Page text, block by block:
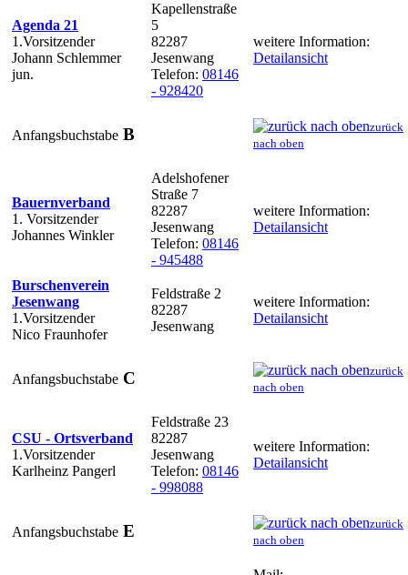
Agenda 21
1.Vorsitzender
Johann Schlemmer
jun.
Kapellenstraße
5
82287
Jesenwang
Telefon: 08146
- 928420
weitere Information:
Detailansicht
Anfangsbuchstabe B
zurück
nach oben
Bauernverband
1. Vorsitzender
Johannes Winkler
Adelshofener
Straße 7
82287
Jesenwang
Telefon: 08146
- 945488
weitere Information:
Detailansicht
Burschenverein
Jesenwang
1.Vorsitzender
Nico Fraunhofer
Feldstraße 2
82287
Jesenwang
weitere Information:
Detailansicht
Anfangsbuchstabe C
zurück
nach oben
CSU - Ortsverband
1.Vorsitzender
Karlheinz Pangerl
Feldstraße 23
82287
Jesenwang
Telefon: 08146
- 998088
weitere Information:
Detailansicht
Anfangsbuchstabe E
zurück
nach oben